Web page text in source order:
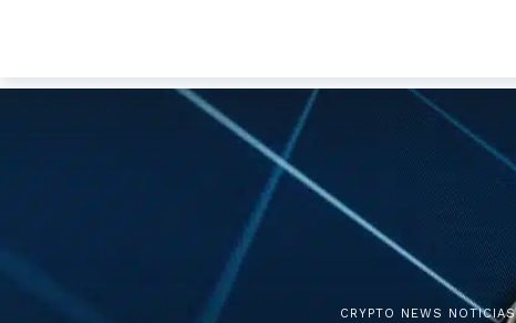
CRYPTO NEWS